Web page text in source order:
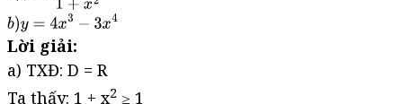
Lời giải:
a) TXĐ: D = R
Ta thấy: 1 + x2 ≥ 1